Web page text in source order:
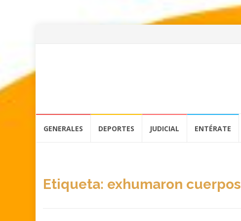
GENERALES DEPORTES JUDICIAL ENTÉRATE
Etiqueta: exhumaron cuerpos